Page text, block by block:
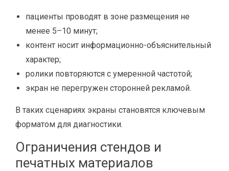
пациенты проводят в зоне размещения не
менее 5–10 минут;
контент носит информационно-объяснительный
характер;
ролики повторяются с умеренной частотой;
экран не перегружен сторонней рекламой.
В таких сценариях экраны становятся ключевым
форматом для диагностики.
Ограничения стендов и
печатных материалов